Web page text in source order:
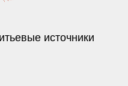
источники